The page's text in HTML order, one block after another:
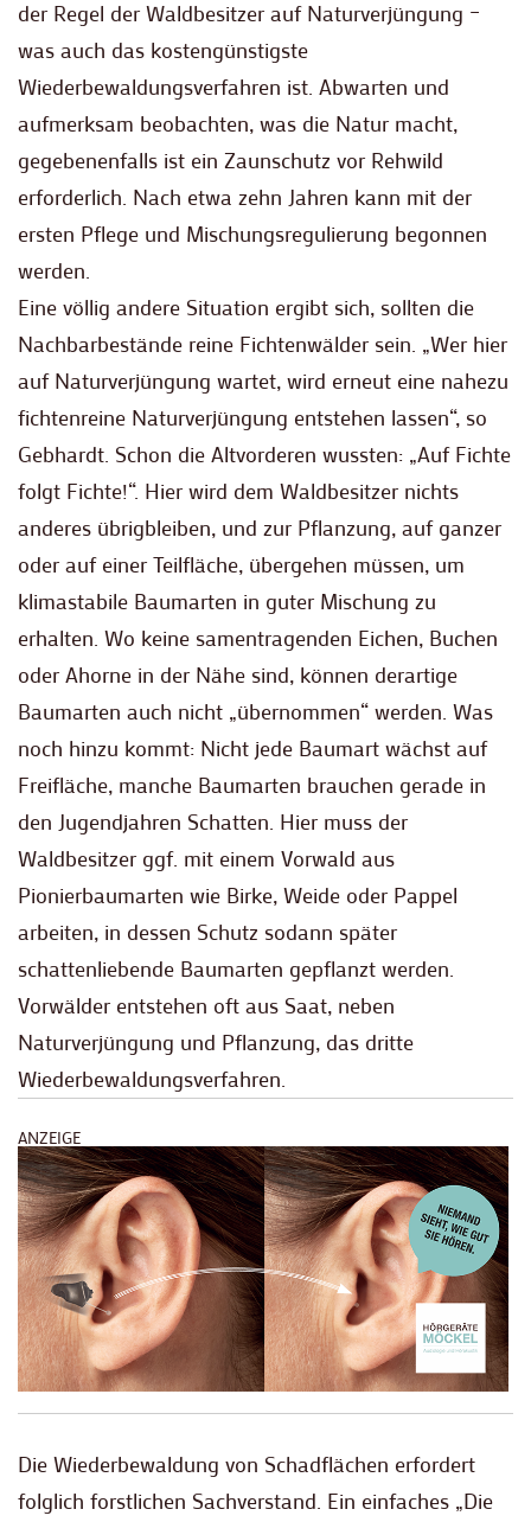
der Regel der Waldbesitzer auf Naturverjüngung –
was auch das kostengünstigste
Wiederbewaldungsverfahren ist. Abwarten und
aufmerksam beobachten, was die Natur macht,
gegebenenfalls ist ein Zaunschutz vor Rehwild
erforderlich. Nach etwa zehn Jahren kann mit der
ersten Pflege und Mischungsregulierung begonnen
werden.
Eine völlig andere Situation ergibt sich, sollten die
Nachbarbestände reine Fichtenwälder sein. „Wer hier
auf Naturverjüngung wartet, wird erneut eine nahezu
fichtenreine Naturverjüngung entstehen lassen“, so
Gebhardt. Schon die Altvorderen wussten: „Auf Fichte
folgt Fichte!“. Hier wird dem Waldbesitzer nichts
anderes übrigbleiben, und zur Pflanzung, auf ganzer
oder auf einer Teilfläche, übergehen müssen, um
klimastabile Baumarten in guter Mischung zu
erhalten. Wo keine samentragenden Eichen, Buchen
oder Ahorne in der Nähe sind, können derartige
Baumarten auch nicht „übernommen“ werden. Was
noch hinzu kommt: Nicht jede Baumart wächst auf
Freifläche, manche Baumarten brauchen gerade in
den Jugendjahren Schatten. Hier muss der
Waldbesitzer ggf. mit einem Vorwald aus
Pionierbaumarten wie Birke, Weide oder Pappel
arbeiten, in dessen Schutz sodann später
schattenliebende Baumarten gepflanzt werden.
Vorwälder entstehen oft aus Saat, neben
Naturverjüngung und Pflanzung, das dritte
Wiederbewaldungsverfahren.
ANZEIGE
Die Wiederbewaldung von Schadflächen erfordert
folglich forstlichen Sachverstand. Ein einfaches „Die